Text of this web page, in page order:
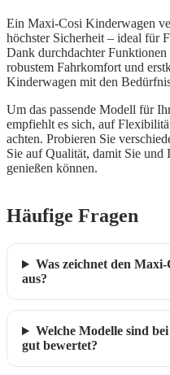
Ein Maxi-Cosi Kinderwagen
höchster Sicherheit – ideal für
Dank durchdachter
robustem Fahrkomfort und
Kinderwagen mit den
Um das passende Modell für
empfiehlt es sich, auf
achten. Probieren Sie
Sie auf Qualität, damit Sie
genießen können.
Häufige Fragen
Was zeichnet den
aus?
Welche Modelle sind
gut bewertet?